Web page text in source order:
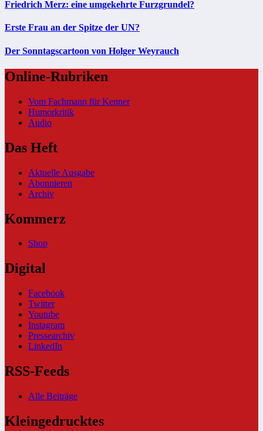
Friedrich Merz: eine umgekehrte Furzgrundel?
Erste Frau an der Spitze der UN?
Der Sonntagscartoon von Holger Weyrauch
Online-Rubriken
Vom Fachmann für Kenner
Humorkritik
Audio
Das Heft
Aktuelle Ausgabe
Abonnieren
Archiv
Kommerz
Shop
Digital
Facebook
Twitter
Youtube
Instagram
Pressearchiv
LinkedIn
RSS-Feeds
Alle Beiträge
Kleingedrucktes